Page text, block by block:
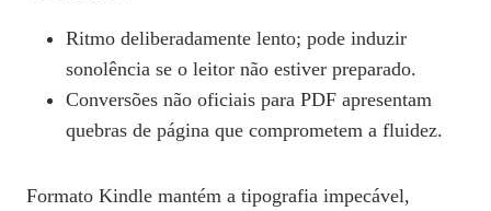
Ritmo deliberadamente lento; pode induzir
sonolência se o leitor não estiver preparado.
Conversões não oficiais para PDF apresentam
quebras de página que comprometem a fluidez.
Formato Kindle mantém a tipografia impecável,